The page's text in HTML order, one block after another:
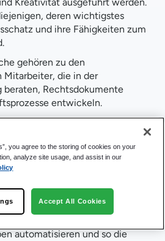
Kreativität ausgeführt werden.
deren wichtigstes
und ihre Fähigkeiten zum
gehören zu den
Mitarbeiter, die in der
beraten, Rechtsdokumente
entwickeln.
Wissensarbeit zielt darauf ab,
zu rationalisieren
automatisieren und so die
you agree to the storing of cookies on your
analyze site usage, and assist in our
Accept All Cookies